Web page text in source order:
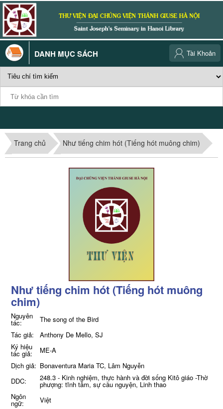
DANH MỤC SÁCH Tài Khoản
Trang chủ Như tiếng chim hót (Tiếng hót muông chim)
Như tiếng chim hót (Tiếng hót muông
chim)
Nguyên
tác:
The song of the Bird
Tác giả:
Anthony De Mello, SJ
Ký hiệu
tác giả:
ME-A
Dịch giả: Bonaventura Maria TC, Lâm Nguyễn
DDC:
248.3 - Kinh nghiệm, thực hành và đời sống Kitô giáo -Thờ
phượng: tĩnh tâm, sự cầu nguyện, Linh thao
Ngôn
ngữ:
Việt